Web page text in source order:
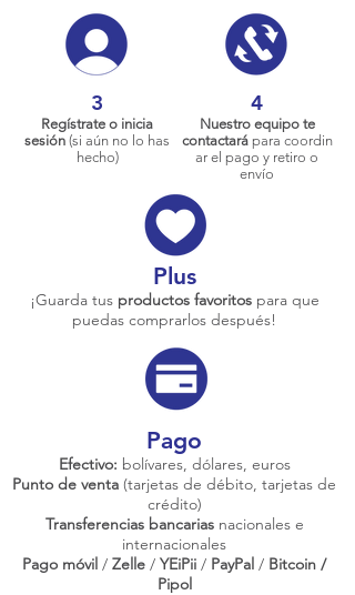
3
Regístrate o inicia
sesión (si aún no lo has
hecho)
4
Nuestro equipo te
contactarápara coordin
ar el pago y retiro o
envío
Plus
¡Guarda tus productos favoritos para que
puedas comprarlos después!
Pago
Efectivo: bolívares, dólares, euros
Punto de venta (tarjetas de débito, tarjetas de
crédito)
Transferencias bancariasnacionales e
internacionales
Pago móvil / Zelle / YEiPii / PayPal / Bitcoin /
Pipol